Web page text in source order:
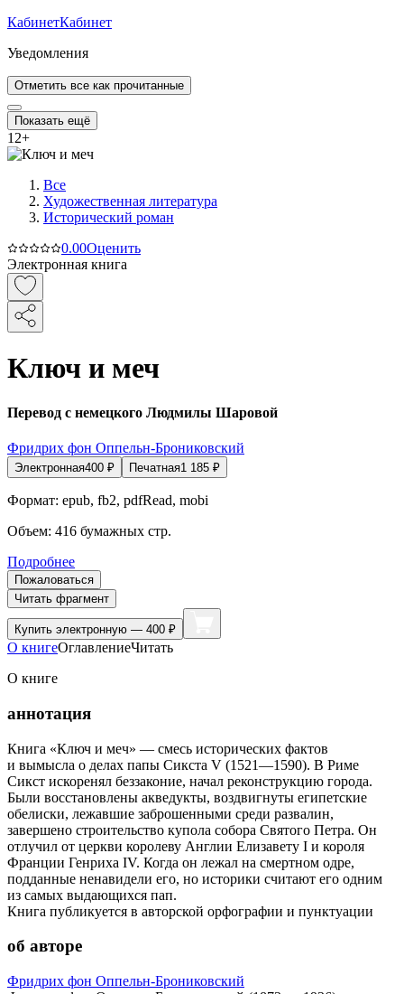
КабинетКабинет
Уведомления
Отметить все как прочитанные
Показать ещё
12+
Все
Художественная литература
Исторический роман
0.00Оценить
Электронная книга
Ключ и меч
Перевод с немецкого Людмилы Шаровой
Фридрих фон Оппельн-Брониковский
Электронная400 ₽ Печатная1 185 ₽
Формат: epub, fb2, pdfRead, mobi
Объем: 416 бумажных стр.
Подробнее
Пожаловаться
Читать фрагмент
Купить электронную — 400 ₽
О книгеОглавлениеЧитать
О книге
аннотация
Книга «Ключ и меч» — смесь исторических фактов
и вымысла о делах папы Сикста V (1521—1590). В Риме
Сикст искоренял беззаконие, начал реконструкцию города.
Были восстановлены акведукты, воздвигнуты египетские
обелиски, лежавшие заброшенными среди развалин,
завершено строительство купола собора Святого Петра. Он
отлучил от церкви королеву Англии Елизавету I и короля
Франции Генриха IV. Когда он лежал на смертном одре,
подданные ненавидели его, но историки считают его одним
из самых выдающихся пап.
Книга публикуется в авторской орфографии и пунктуации
об авторе
Фридрих фон Оппельн-Брониковский